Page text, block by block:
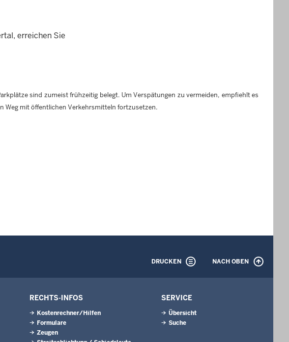
erreichen Sie
sind zumeist frühzeitig belegt. Um Verspätungen zu vermeiden, empfiehlt es
Weg mit öffentlichen Verkehrsmitteln fortzusetzen.
DRUCKEN NACH OBEN
RECHTS-INFOS
Kostenrechner/Hilfen
Formulare
Zeugen
SERVICE
Übersicht
Suche